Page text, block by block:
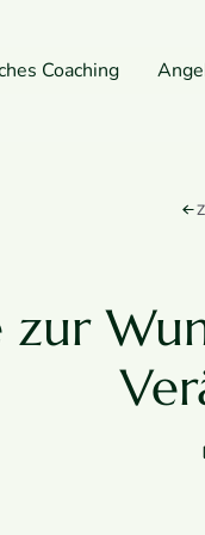
Coaching
zur